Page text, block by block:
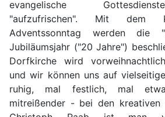
evangelische
"aufzufrischen". Mit dem
Adventssonntag werden die
Jubiläumsjahr ("20 Jahre")
Dorfkirche wird
und wir können uns auf
ruhig, mal festlich, mal
mitreißender - bei den kreativen